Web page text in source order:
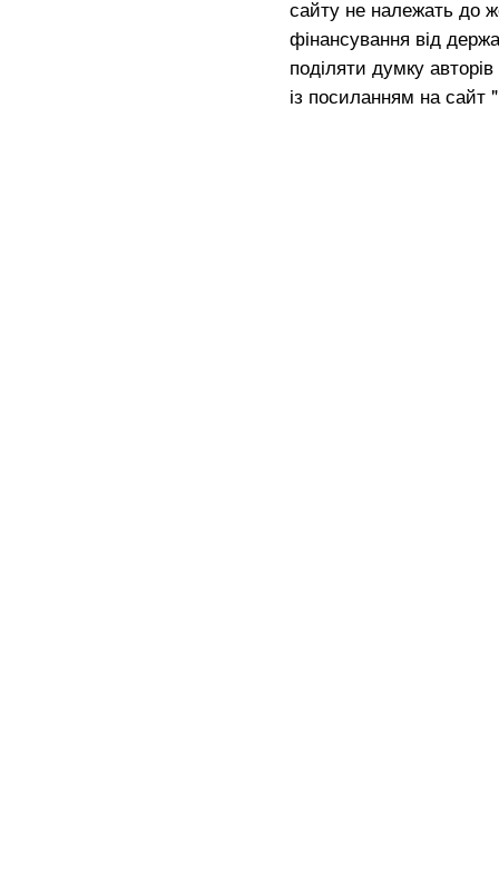
сайту не належать до
фінансування від
поділяти думку
із посиланням на сайт